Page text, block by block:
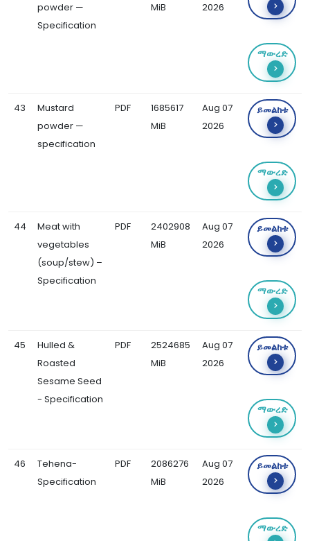
powder —
Specification
MiB
2026
ማውረድ
43
Mustard
powder —
specification
PDF
1685617
MiB
Aug 07
2026
ይመልከቱ
ማውረድ
44
Meat with
vegetables
(soup/stew) –
Specification
PDF
2402908
MiB
Aug 07
2026
ይመልከቱ
ማውረድ
45
Hulled &
Roasted
Sesame Seed
- Specification
PDF
2524685
MiB
Aug 07
2026
ይመልከቱ
ማውረድ
46
Tehena-
Specification
PDF
2086276
MiB
Aug 07
2026
ይመልከቱ
ማውረድ